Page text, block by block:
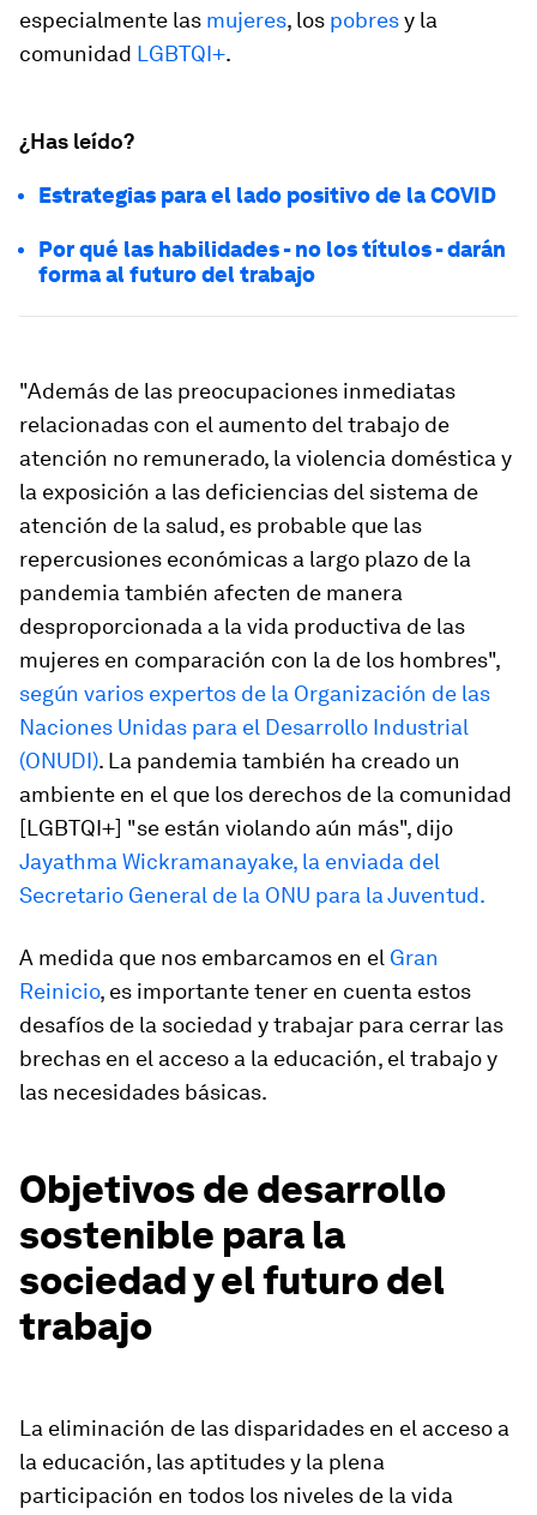
especialmente las mujeres, los pobresy la
comunidad LGBTQI+.
¿Has leído?
Estrategias para el lado positivo de la COVID
Por qué las habilidades - no los títulos - darán
forma al futuro del trabajo
"Además de las preocupaciones inmediatas
relacionadas con el aumento del trabajo de
atención no remunerado, la violencia doméstica y
la exposición a las deficiencias del sistema de
atención de la salud, es probable que las
repercusiones económicas a largo plazo de la
pandemia también afecten de manera
desproporcionada a la vida productiva de las
mujeres en comparación con la de los hombres",
según varios expertos de la Organización de las
Naciones Unidas para el Desarrollo Industrial
(ONUDI). La pandemia también ha creado un
ambiente en el que los derechos de la comunidad
[LGBTQI+] "se están violando aún más", dijo
Jayathma Wickramanayake, la enviada del
Secretario General de la ONU para la Juventud.
A medida que nos embarcamos en el Gran
Reinicio, es importante tener en cuenta estos
desafíos de la sociedad y trabajar para cerrar las
brechas en el acceso a la educación, el trabajo y
las necesidades básicas.
Objetivos de desarrollo
sostenible para la
sociedad y el futuro del
trabajo
La eliminación de las disparidades en el acceso a
la educación, las aptitudes y la plena
participación en todos los niveles de la vida